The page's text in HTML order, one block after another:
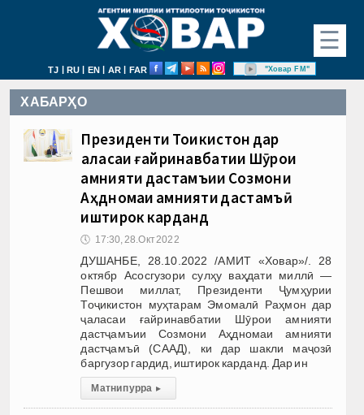
☰
TJ | RU | EN | AR | FAR "Ховар FM"
ХАБАРҲО
Президенти Тоҷикистон дар
ҷаласаи ғайринавбатии Шӯрои
амнияти дастҷамъии Созмони
Аҳдномаи амнияти дастҷамъӣ
иштирок карданд
🕔 17:30, 28.Окт 2022
ДУШАНБЕ, 28.10.2022 /АМИТ «Ховар»/. 28
октябр Асосгузори сулҳу ваҳдати миллӣ —
Пешвои миллат, Президенти Ҷумҳурии
Тоҷикистон муҳтарам Эмомалӣ Раҳмон дар
ҷаласаи ғайринавбатии Шӯрои амнияти
дастҷамъии Созмони Аҳдномаи амнияти
дастҷамъӣ (СААД), ки дар шакли маҷозӣ
баргузор гардид, иштирок карданд. Дар ин
Матни пурра ▸